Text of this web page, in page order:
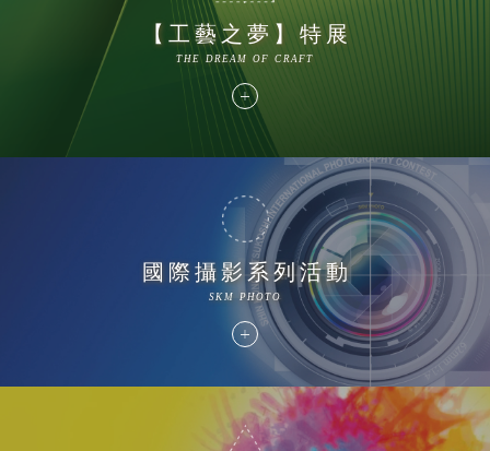
【工藝之夢】特展
THE DREAM OF CRAFT
國際攝影系列活動
SKM PHOTO